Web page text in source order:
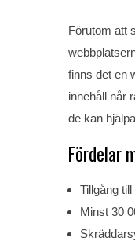
Förutom att
finns det en
innehåll når
de kan
Fördelar
Tillgång
Minst 30